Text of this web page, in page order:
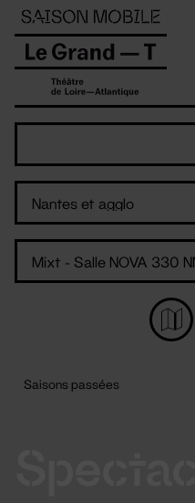
Panneau de gestion des